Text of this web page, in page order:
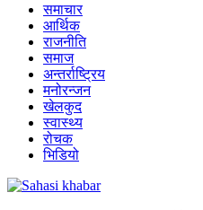
समाचार
आर्थिक
राजनीति
समाज
अन्तर्राष्ट्रिय
मनोरन्जन
खेलकुद
स्वास्थ्य
रोचक
भिडियो